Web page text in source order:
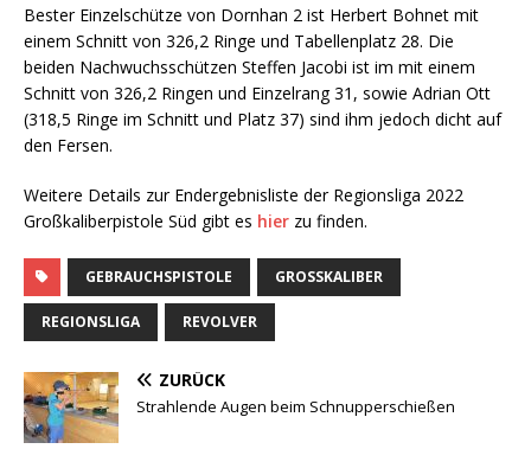
Bester Einzelschütze von Dornhan 2 ist Herbert Bohnet mit
einem Schnitt von 326,2 Ringe und Tabellenplatz 28. Die
beiden Nachwuchsschützen Steffen Jacobi ist im mit einem
Schnitt von 326,2 Ringen und Einzelrang 31, sowie Adrian Ott
(318,5 Ringe im Schnitt und Platz 37) sind ihm jedoch dicht auf
den Fersen.
Weitere Details zur Endergebnisliste der Regionsliga 2022
Großkaliberpistole Süd gibt es hier zu finden.
GEBRAUCHSPISTOLE GROSSKALIBER
REGIONSLIGA REVOLVER
ZURÜCK
Strahlende Augen beim Schnupperschießen